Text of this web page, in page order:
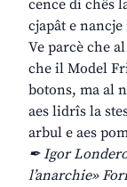
cence di chês
cjapât e
Ve parcè che
che il Model
botons, ma al
aes lidrîs la
arbul e aes
✒ Igor
l’anarchie»